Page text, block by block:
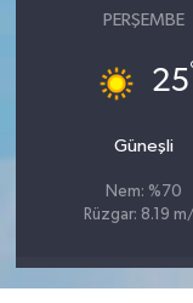
PERŞEMBE
25
Güneşli
Nem: %70
Rüzgar: 8.19